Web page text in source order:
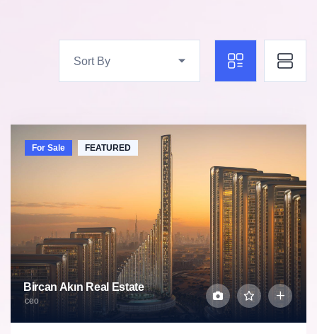
Sort By
Bircan Akın Real Estate
ceo
For Sale FEATURED